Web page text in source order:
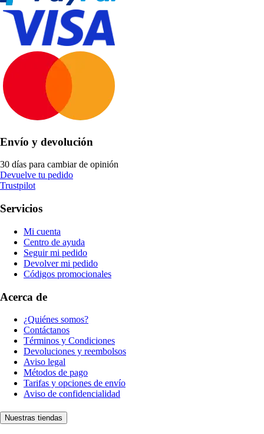
Envío y devolución
30 días para cambiar de opinión
Devuelve tu pedido
Trustpilot
Servicios
Mi cuenta
Centro de ayuda
Seguir mi pedido
Devolver mi pedido
Códigos promocionales
Acerca de
¿Quiénes somos?
Contáctanos
Términos y Condiciones
Devoluciones y reembolsos
Aviso legal
Métodos de pago
Tarifas y opciones de envío
Aviso de confidencialidad
Nuestras tiendas